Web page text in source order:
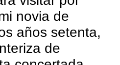
novia de
años setenta,
de